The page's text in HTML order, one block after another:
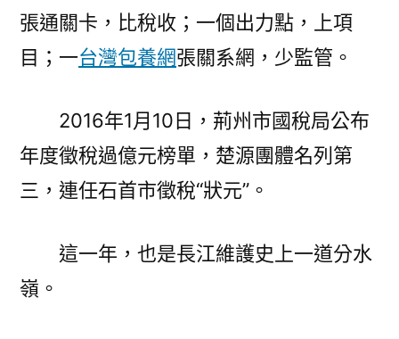
張通關卡，比稅收；一個出力點，上項
目；一台灣包養網張關系網，少監管。
2016年1月10日，荊州市國稅局公布
年度徵稅過億元榜單，楚源團體名列第
三，連任石首市徵稅“狀元”。
這一年，也是長江維護史上一道分水
嶺。